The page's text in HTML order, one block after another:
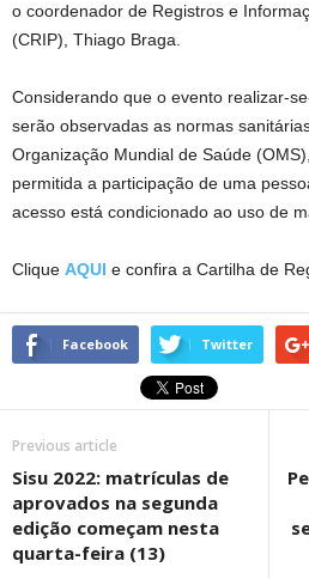
o coordenador de Registros e
(CRIP), Thiago Braga.
Considerando que o evento realizar-
serão observadas as normas
Organização Mundial de Saúde
permitida a participação de uma
acesso está condicionado ao uso de
Clique AQUI e confira a Cartilha de
Facebook Twitter
Previous article
Sisu 2022: matrículas de
aprovados na segunda
edição começam nesta
quarta-feira (13)